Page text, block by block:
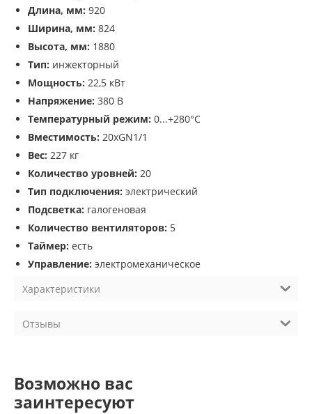
Длина, мм: 920
Ширина, мм: 824
Высота, мм: 1880
Тип: инжекторный
Мощность: 22,5 кВт
Напряжение: 380 В
Температурный режим: 0...+280°C
Вместимость: 20хGN1/1
Вес: 227 кг
Количество уровней: 20
Тип подключения: электрический
Подсветка: галогеновая
Количество вентиляторов: 5
Таймер: есть
Управление: электромеханическое
Характеристики
Отзывы
Возможно вас
заинтересуют